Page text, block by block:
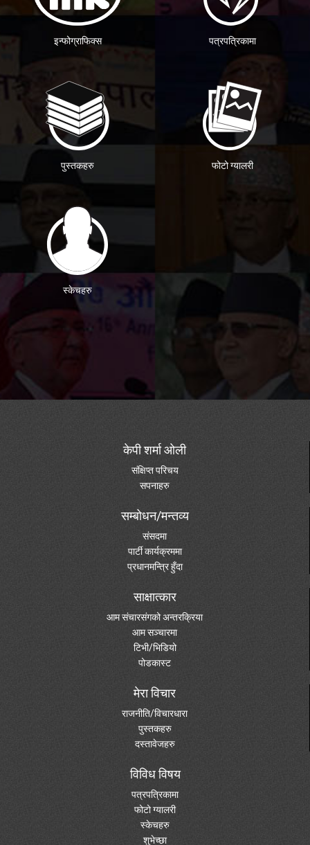
इन्फोग्राफिक्स पत्रपत्रिकामा
पुस्तकहरु फोटो ग्यालरी
स्केचहरु
केपी शर्मा ओली
संक्षिप्त परिचय
सपनाहरु
सम्बोधन/मन्तव्य
संसदमा
पार्टी कार्यक्रममा
प्रधानमन्त्रि हुँदा
साक्षात्कार
आम संचारसंगको अन्तरक्रिया
आम सञ्चारमा
टिभी/भिडियो
पोडकास्ट
मेरा विचार
राजनीति/विचारधारा
पुस्तकहरु
दस्तावेजहरु
विविध विषय
पत्रपत्रिकामा
फोटो ग्यालरी
स्केचहरु
शुभेच्छा